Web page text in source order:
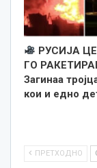
РУСИЈА
ГО
Загинаа
кои и едно
ПРЕТХОДНО